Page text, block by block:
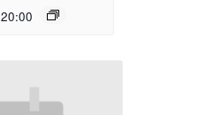
20:00